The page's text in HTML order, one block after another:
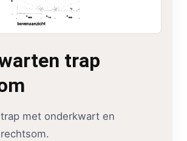
trap
met onderkwart en